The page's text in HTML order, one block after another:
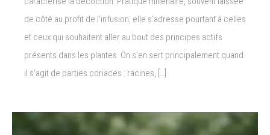
de côté au profit de l’infusion, elle s’adresse pourtant à celles
et ceux qui souhaitent aller au bout des principes actifs
présents dans les plantes. On s’en sert principalement quand
il s’agit de parties coriaces : racines, […]